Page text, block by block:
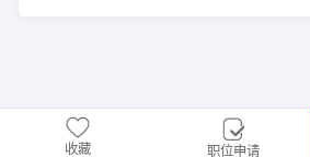
收藏 职位申请